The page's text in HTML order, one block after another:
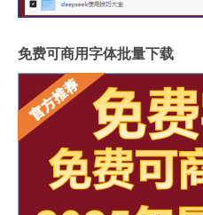
免费可商用字体批量下载